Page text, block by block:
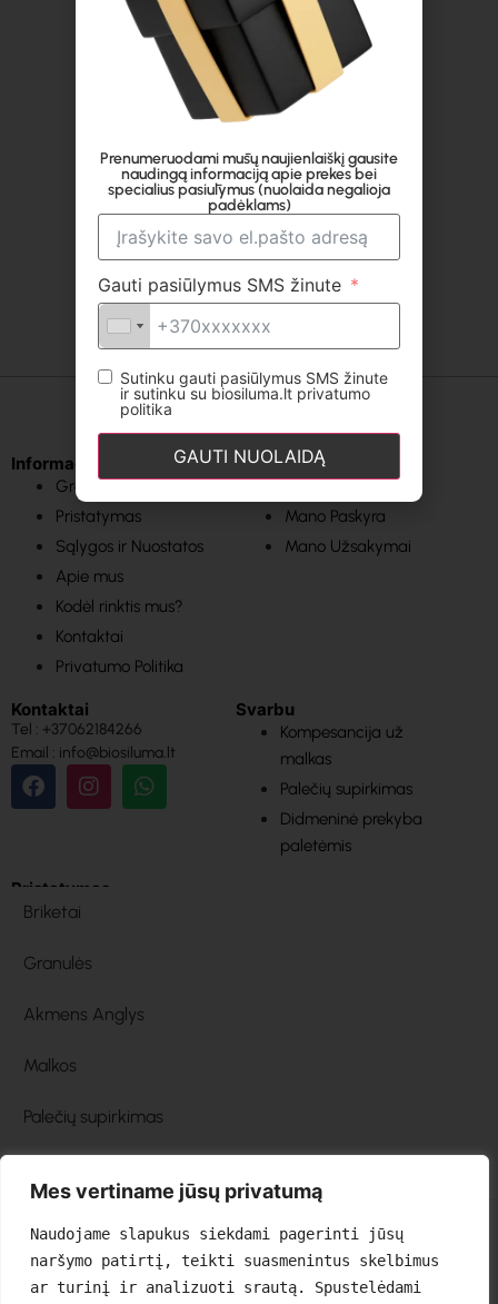
Mes vertiname jūsų privatumą
Naudojame slapukus siekdami pagerinti jūsų
naršymo patirtį, teikti suasmenintus skelbimus
ar turinį ir analizuoti srautą. Spustelėdami
Informacija
Grąžinimas
Pristatymas
Sąlygos ir Nuostatos
Apie mus
Kodėl rinktis mus?
Kontaktai
Privatumo Politika
Svarbios nuorodos
Pagrindinis
Mano Paskyra
Mano Užsakymai
Kontaktai
Tel : +37062184266
Email : info@biosiluma.lt
Svarbu
Kompesancija už
malkas
Palečių supirkimas
Didmeninė prekyba
paletėmis
Pristatymas
Briketai
Granulės
Akmens Anglys
Malkos
Palečių supirkimas
Prenumeruodami mūsų naujienlaiškį gausite
naudingą informaciją apie prekes bei
specialius pasiūlymus (nuolaida negalioja
padėklams)
Gauti pasiūlymus SMS žinute
Sutinku gauti pasiūlymus SMS žinute
ir sutinku su biosiluma.lt privatumo
politika
GAUTI NUOLAIDĄ